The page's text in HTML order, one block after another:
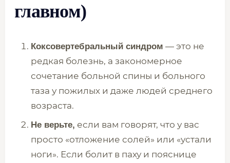
главном)
Коксовертебральный синдром — это не
редкая болезнь, а закономерное
сочетание больной спины и больного
таза у пожилых и даже людей среднего
возраста.
Не верьте, если вам говорят, что у вас
просто «отложение солей» или «устали
ноги». Если болит в паху и пояснице